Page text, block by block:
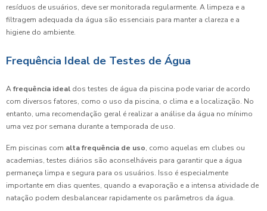
resíduos de usuários, deve ser monitorada regularmente. A limpeza e a
filtragem adequada da água são essenciais para manter a clareza e a
higiene do ambiente.
Frequência Ideal de Testes de Água
Afrequência ideal dos testes de água da piscina pode variar de acordo
com diversos fatores, como o uso da piscina, o clima e a localização. No
entanto, uma recomendação geral é realizar a análise da água no mínimo
uma vez por semana durante a temporada de uso.
Em piscinas com alta frequência de uso, como aquelas em clubes ou
academias, testes diários são aconselháveis para garantir que a água
permaneça limpa e segura para os usuários. Isso é especialmente
importante em dias quentes, quando a evaporação e a intensa atividade de
natação podem desbalancear rapidamente os parâmetros da água.